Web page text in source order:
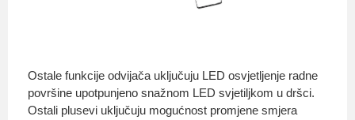
Ostale funkcije odvijača uključuju LED osvjetljenje radne
površine upotpunjeno snažnom LED svjetiljkom u dršci.
Ostali plusevi uključuju mogućnost promjene smjera